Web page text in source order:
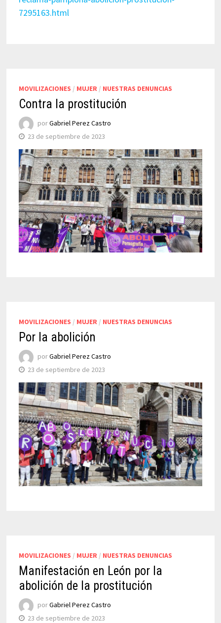
7295163.html
MOVILIZACIONES / MUJER/ NUESTRAS DENUNCIAS
Contra la prostitución
porGabriel Perez Castro
23 de septiembre de 2023
MOVILIZACIONES / MUJER/ NUESTRAS DENUNCIAS
Por la abolición
porGabriel Perez Castro
23 de septiembre de 2023
MOVILIZACIONES / MUJER/ NUESTRAS DENUNCIAS
Manifestación en León por la
abolición de la prostitución
porGabriel Perez Castro
23 de septiembre de 2023